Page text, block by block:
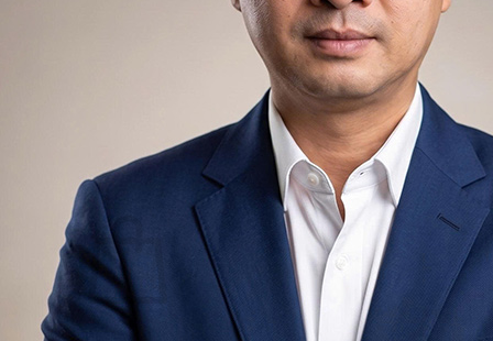
Kiến Thức & Kỹ Năng
Hướng Nghiệp Ngành CNTT
Chưa có sản phẩm trong giỏ hàng.